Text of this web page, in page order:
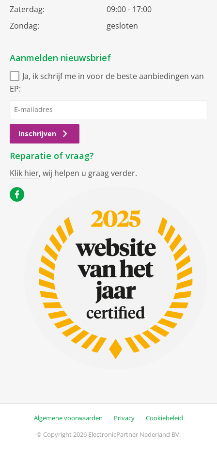
Zaterdag:
09:00 - 17:00
Zondag:
gesloten
Aanmelden nieuwsbrief
Ja, ik schrijf me in voor de beste aanbiedingen van
EP:
Inschrijven
Reparatie of vraag?
Klik hier, wij helpen u graag verder.
Algemene voorwaarden Privacy
Cookiebeleid
© Copyright 2026 ElectronicPartner Nederland BV.